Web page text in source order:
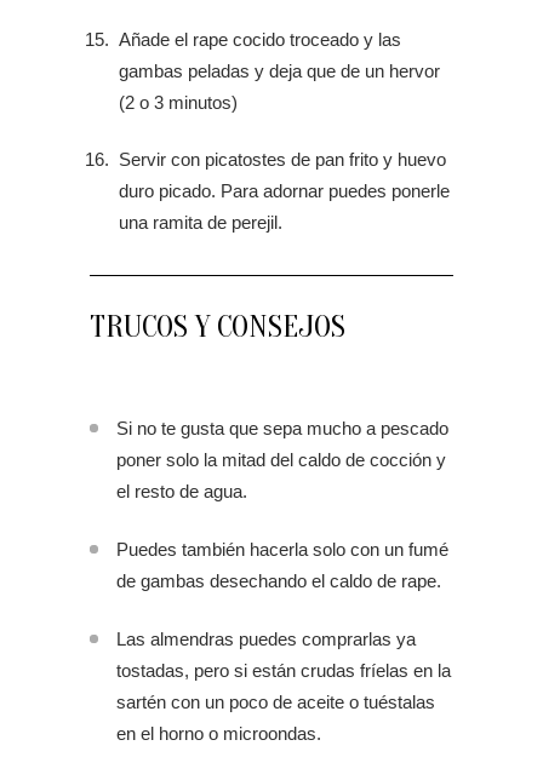
Añade el rape cocido troceado y las
gambas peladas y deja que de un hervor
(2 o 3 minutos)
Servir con picatostes de pan frito y huevo
duro picado. Para adornar puedes ponerle
una ramita de perejil.
TRUCOS Y CONSEJOS
Si no te gusta que sepa mucho a pescado
poner solo la mitad del caldo de cocción y
el resto de agua.
Puedes también hacerla solo con un fumé
de gambas desechando el caldo de rape.
Las almendras puedes comprarlas ya
tostadas, pero si están crudas fríelas en la
sartén con un poco de aceite o tuéstalas
en el horno o microondas.